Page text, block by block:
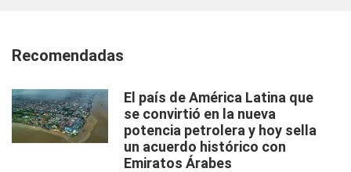
Recomendadas
El país de América Latina que
se convirtió en la nueva
potencia petrolera y hoy sella
un acuerdo histórico con
Emiratos Árabes